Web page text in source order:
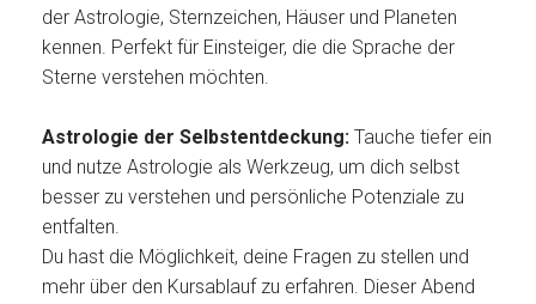
der Astrologie, Sternzeichen, Häuser und Planeten
kennen. Perfekt für Einsteiger, die die Sprache der
Sterne verstehen möchten.
Astrologie der Selbstentdeckung: Tauche tiefer ein
und nutze Astrologie als Werkzeug, um dich selbst
besser zu verstehen und persönliche Potenziale zu
entfalten.
Du hast die Möglichkeit, deine Fragen zu stellen und
mehr über den Kursablauf zu erfahren. Dieser Abend